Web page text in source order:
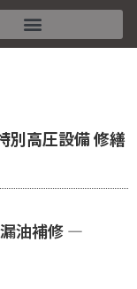
別高圧設備 修繕
油補修 ―